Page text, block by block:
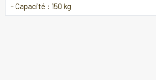
- Capacité : 150 kg